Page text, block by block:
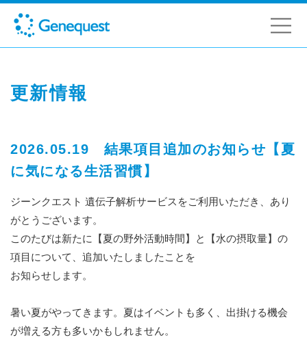
更新情報
2026.05.19 結果項目追加のお知らせ【夏
に気になる生活習慣】
ジーンクエスト 遺伝子解析サービスをご利用いただき、あり
がとうございます。
このたびは新たに【夏の野外活動時間】と【水の摂取量】の
項目について、追加いたしましたことを
お知らせします。
暑い夏がやってきます。夏はイベントも多く、出掛ける機会
が増える方も多いかもしれません。